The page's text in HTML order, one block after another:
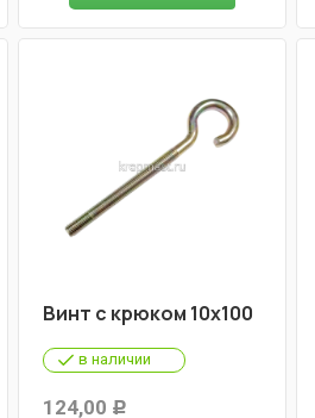
Винт с крюком 10х100
в наличии
124,00 Р